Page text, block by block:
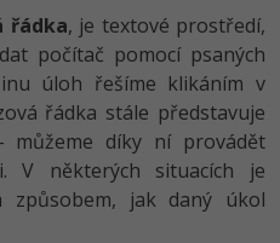
řádka, je textové prostředí,
počítač pomocí psaných
úloh řešíme klikáním v
řádka stále představuje
díky ní provádět
V některých situacích je
způsobem, jak daný úkol